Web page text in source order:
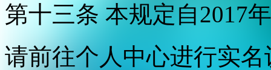
第十三条 本规定自2017
请前往个人中心进行实名